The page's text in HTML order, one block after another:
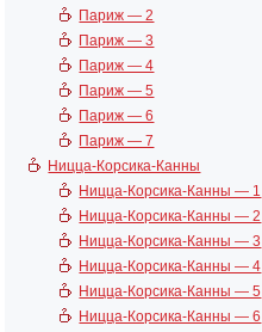
Париж — 2
Париж — 3
Париж — 4
Париж — 5
Париж — 6
Париж — 7
Ницца-Корсика-Канны
Ницца-Корсика-Канны — 1
Ницца-Корсика-Канны — 2
Ницца-Корсика-Канны — 3
Ницца-Корсика-Канны — 4
Ницца-Корсика-Канны — 5
Ницца-Корсика-Канны — 6